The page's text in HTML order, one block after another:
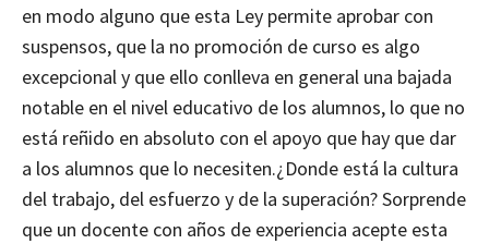
en modo alguno que esta Ley permite aprobar con
suspensos, que la no promoción de curso es algo
excepcional y que ello conlleva en general una bajada
notable en el nivel educativo de los alumnos, lo que no
está reñido en absoluto con el apoyo que hay que dar
a los alumnos que lo necesiten.¿Donde está la cultura
del trabajo, del esfuerzo y de la superación? Sorprende
que un docente con años de experiencia acepte esta